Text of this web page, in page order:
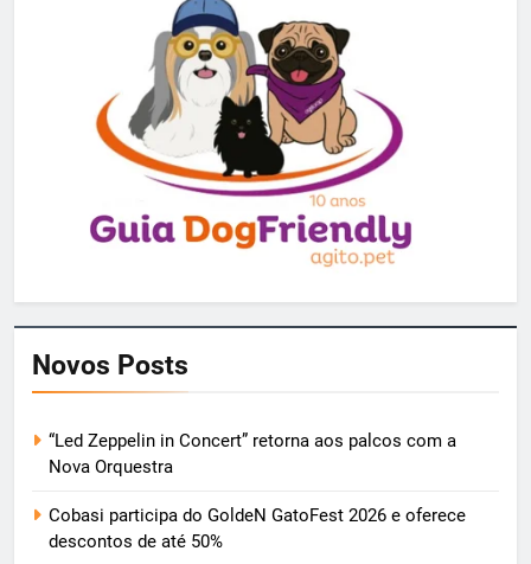
Novos Posts
“Led Zeppelin in Concert” retorna aos palcos com a
Nova Orquestra
Cobasi participa do GoldeN GatoFest 2026 e oferece
descontos de até 50%